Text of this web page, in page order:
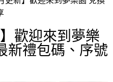
歡迎來到夢樂
新禮包碼、序號